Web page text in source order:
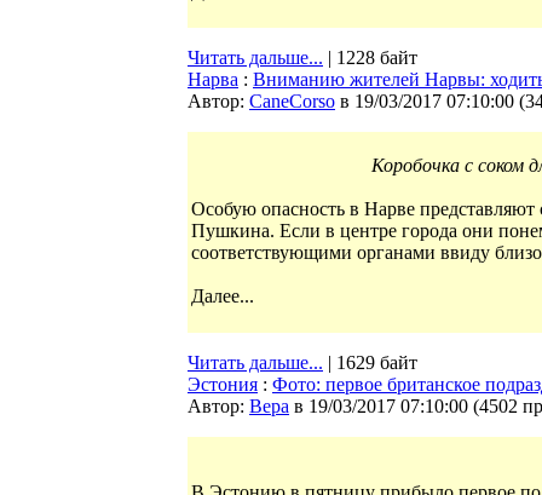
Читать дальше... | 1228 байт
Нарва : Вниманию жителей Нарвы:
Автор: CaneCorso в 19/03/2017 07:10:00 (
Коробочка с соком
Особую опасность в Нарве
Пушкина. Если в центре города они
соответствующими органами ввиду
Далее...
Читать дальше... | 1629 байт
Эстония : Фото: первое британское
Автор: Bepa в 19/03/2017 07:10:00 (4502